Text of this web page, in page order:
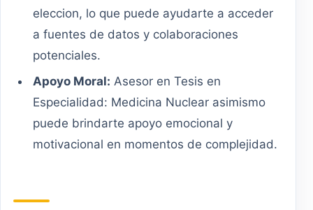
eleccion, lo que puede ayudarte a acceder
a fuentes de datos y colaboraciones
potenciales.
Apoyo Moral: Asesor en Tesis en
Especialidad: Medicina Nuclear asimismo
puede brindarte apoyo emocional y
motivacional en momentos de complejidad.